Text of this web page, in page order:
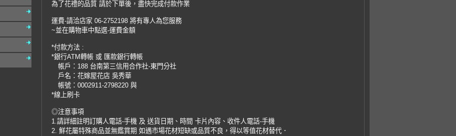
為了花禮的品質 請於下單後，盡快完成付款作業
運費-請洽店家 06-2752198 將有專人為您服務
~並在購物車中點選-運費金額
*付款方法 :
*銀行ATM轉帳 或 匯款銀行轉帳
帳戶：188 台南第三信用合作社-東門分社
戶名：花嫁屋花店 吳秀華
帳號：0002911-2798220 與
*線上刷卡
◎注意事項
1.請詳細註明訂購人電話-手機 及 送貨日期、時間 卡片內容、收件人電話-手機
2. 鮮花屬特殊商品並無鑑賞期 如遇市場花材短缺或品質不良，得以等值花材替代．